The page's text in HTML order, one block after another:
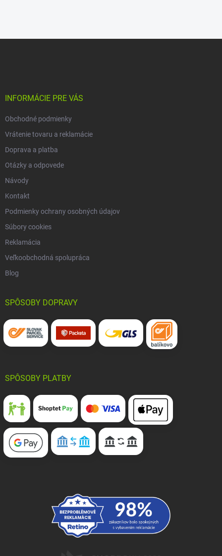
INFORMÁCIE PRE VÁS
Obchodné podmienky
Vrátenie tovaru a reklamácie
Doprava a platba
Otázky a odpovede
Návody
Kontakt
Podmienky ochrany osobných údajov
Súbory cookies
Reklamácia
Veľkoobchodná spolupráca
Blog
SPÔSOBY DOPRAVY
SPÔSOBY PLATBY